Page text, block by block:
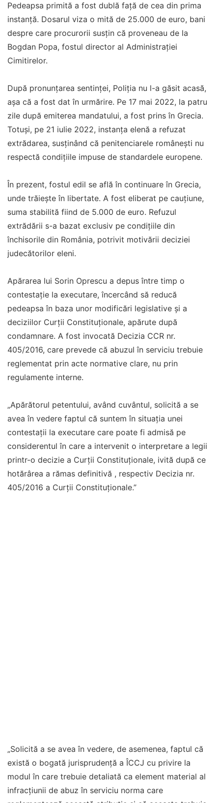
Pedeapsa primită a fost dublă față de cea din prima
instanță. Dosarul viza o mită de 25.000 de euro, bani
despre care procurorii susțin că proveneau de la
Bogdan Popa, fostul director al Administrației
Cimitirelor.
După pronunțarea sentinței, Poliția nu l-a găsit acasă,
așa că a fost dat în urmărire. Pe 17 mai 2022, la patru
zile după emiterea mandatului, a fost prins în Grecia.
Totuși, pe 21 iulie 2022, instanța elenă a refuzat
extrădarea, susținând că penitenciarele românești nu
respectă condițiile impuse de standardele europene.
În prezent, fostul edil se află în continuare în Grecia,
unde trăiește în libertate. A fost eliberat pe cauțiune,
suma stabilită fiind de 5.000 de euro. Refuzul
extrădării s-a bazat exclusiv pe condițiile din
închisorile din România, potrivit motivării deciziei
judecătorilor eleni.
Apărarea lui Sorin Oprescu a depus între timp o
contestație la executare, încercând să reducă
pedeapsa în baza unor modificări legislative și a
deciziilor Curții Constituționale, apărute după
condamnare. A fost invocată Decizia CCR nr.
405/2016, care prevede că abuzul în serviciu trebuie
reglementat prin acte normative clare, nu prin
regulamente interne.
„Apărătorul petentului, având cuvântul, solicită a se
avea în vedere faptul că suntem în situația unei
contestații la executare care poate fi admisă pe
considerentul în care a intervenit o interpretare a legii
printr-o decizie a Curții Constituționale, ivită după ce
hotărârea a rămas definitivă , respectiv Decizia nr.
405/2016 a Curții Constituționale.”
„Solicită a se avea în vedere, de asemenea, faptul că
există o bogată jurisprudență a ÎCCJ cu privire la
modul în care trebuie detaliată ca element material al
infracțiunii de abuz în serviciu norma care